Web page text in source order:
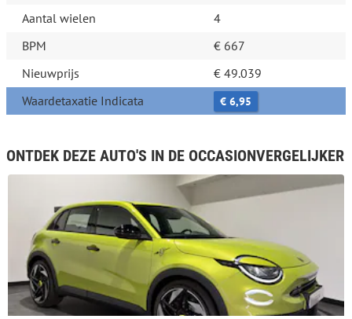
Aantal wielen
4
BPM
€ 667
Nieuwprijs
€ 49.039
Waardetaxatie Indicata
€ 6,95
ONTDEK DEZE AUTO'S IN DE OCCASIONVERGELIJKER